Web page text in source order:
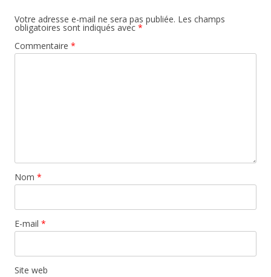
Votre adresse e-mail ne sera pas publiée. Les champs
obligatoires sont indiqués avec *
Commentaire *
Nom *
E-mail *
Site web